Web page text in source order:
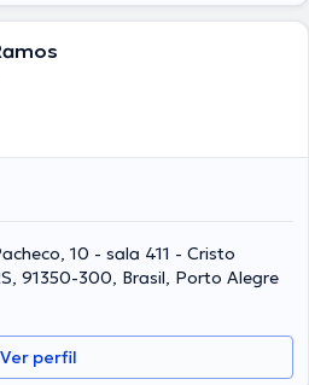
10 - sala 411 - Cristo
91350-300, Brasil, Porto Alegre
Ver perfil